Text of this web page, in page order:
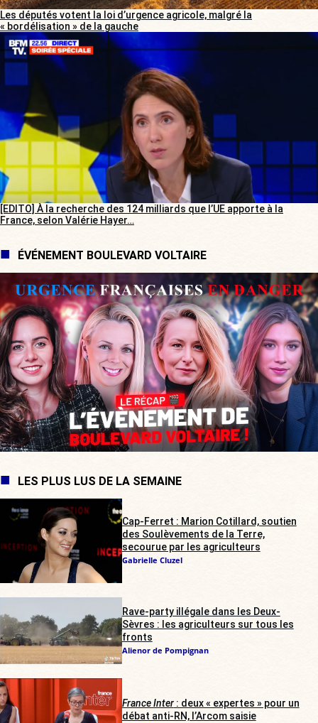
Les députés votent la loi d’urgence agricole, malgré la
« bordélisation » de la gauche
[EDITO] À la recherche des 124 milliards que l’UE apporte à la
France, selon Valérie Hayer…
ÉVÉNEMENT BOULEVARD VOLTAIRE
LES PLUS LUS DE LA SEMAINE
Cap-Ferret : Marion Cotillard, soutien
des Soulèvements de la Terre,
secourue par les agriculteurs
Gabrielle Cluzel
Rave-party illégale dans les Deux-
Sèvres : les agriculteurs sur tous les
fronts
Alienor de Pompignan
France Inter: deux « expertes » pour un
débat anti-RN, l’Arcom saisie